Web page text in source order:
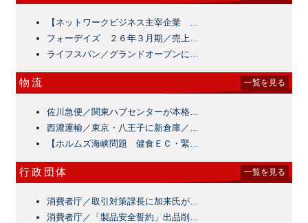
【ネットワークビジネス主宰企業 …
フォーデイズ ２６年３月期／売上…
ライフスパン／グランドオープンに…
物流 一覧を見る
佐川急便／関東ハブセンターが本格…
西濃運輸／東京・八王子に新倉庫／…
【ホルムズ海峡問題 健食ＥＣ・緊…
行政団体 一覧を見る
消費者庁／取引対策課長に加来氏が…
消費者庁／「製品安全誓約」出品削…